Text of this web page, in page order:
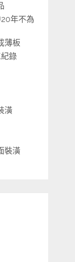
年不為
薄板
錄
潢
裝潢